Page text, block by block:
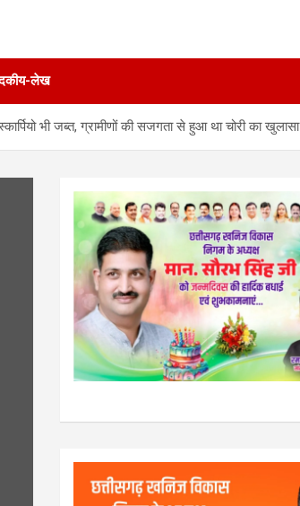
लेख
भी जब्त, ग्रामीणों की सजगता से हुआ था चोरी का खुलासा